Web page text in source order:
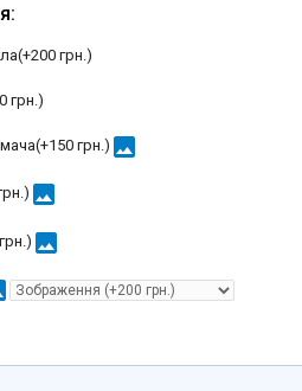
200 грн.)
грн.)
150 грн.) image
) image
) image